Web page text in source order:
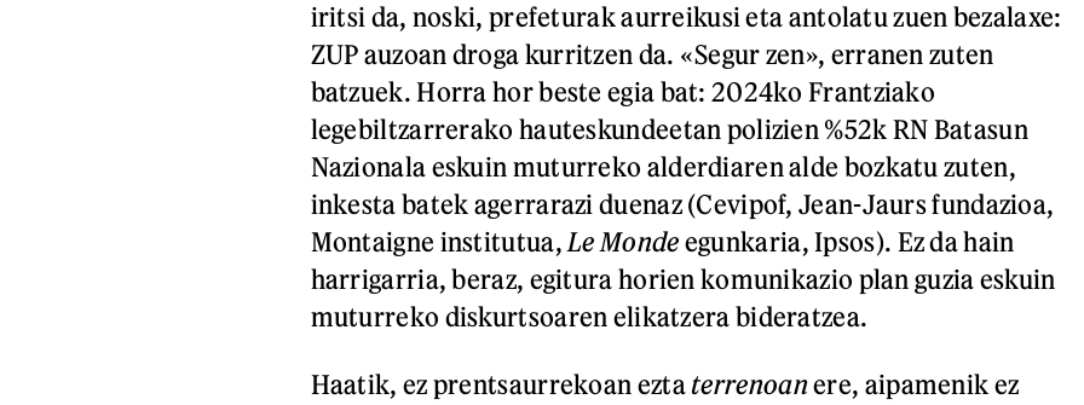
iritsi da, noski, prefeturak aurreikusi eta antolatu zuen bezalaxe:
ZUP auzoan droga kurritzen da. «Segur zen», erranen zuten
batzuek. Horra hor beste egia bat: 2024ko Frantziako
legebiltzarrerako hauteskundeetan polizien %52k RN Batasun
Nazionala eskuin muturreko alderdiaren alde bozkatu zuten,
inkesta batek agerrarazi duenaz (Cevipof, Jean-Jaurs fundazioa,
Montaigne institutua, Le Monde egunkaria, Ipsos). Ez da hain
harrigarria, beraz, egitura horien komunikazio plan guzia eskuin
muturreko diskurtsoaren elikatzera bideratzea.
Haatik, ez prentsaurrekoan ezta terrenoanere, aipamenik ez